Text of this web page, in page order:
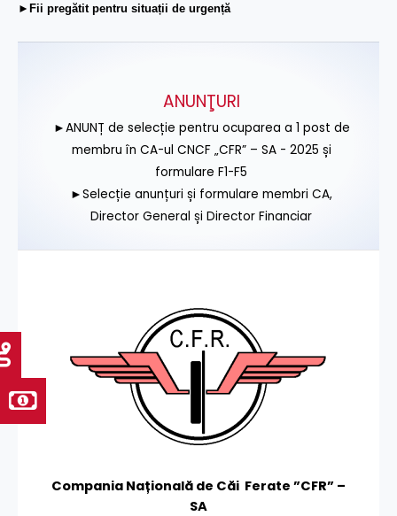
►Fii pregătit pentru situații de urgență
ANUNŢURI
►ANUNȚ de selecție pentru ocuparea a 1 post de
membru în CA-ul CNCF „CFR” – SA - 2025 și
formulare F1-F5
►Selecție anunțuri și formulare membri CA,
Director General și Director Financiar
Compania Națională de Căi Ferate ”CFR” –
SA